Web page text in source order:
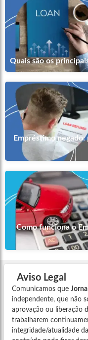
Quais são os
Empréstimo
Como funciona o
Aviso Legal
Comunicamos que
independente, que não
aprovação ou liberação
trabalharem
integridade/atualidade